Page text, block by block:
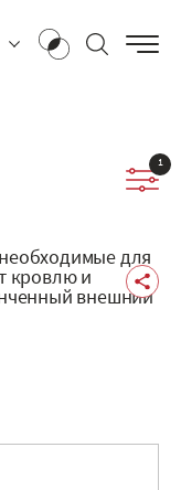
1
для
кровлю и
внешний